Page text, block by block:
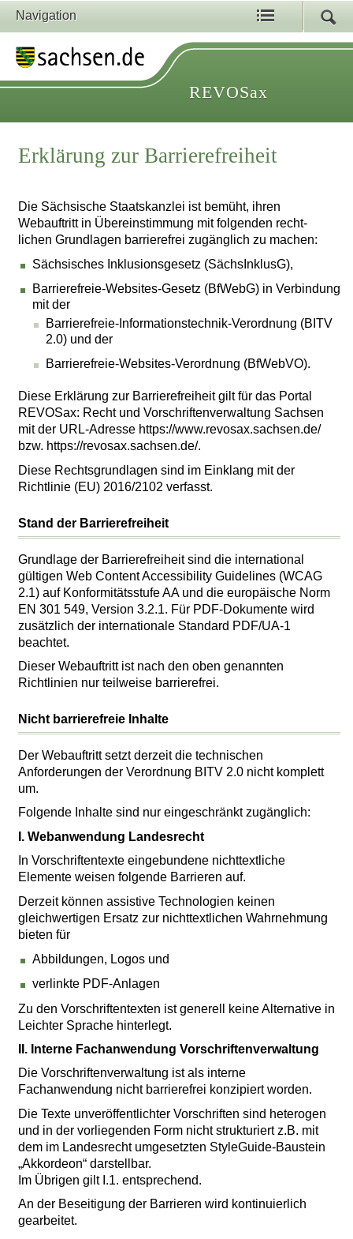
Navigation
REVOSax
Erklärung zur Barrierefreiheit
Die Sächsische Staatskanzlei ist bemüht, ihren
Webauftritt in Übereinstimmung mit folgenden recht-
lichen Grundlagen barrierefrei zugänglich zu machen:
Sächsisches Inklusionsgesetz (SächsInklusG),
Barrierefreie-Websites-Gesetz (BfWebG) in Verbindung
mit der
Barrierefreie-Informationstechnik-Verordnung (BITV
2.0) und der
Barrierefreie-Websites-Verordnung (BfWebVO).
Diese Erklärung zur Barrierefreiheit gilt für das Portal
REVOSax: Recht und Vorschriftenverwaltung Sachsen
mit der URL-Adresse https://www.revosax.sachsen.de/
bzw. https://revosax.sachsen.de/.
Diese Rechtsgrundlagen sind im Einklang mit der
Richtlinie (EU) 2016/2102 verfasst.
Stand der Barrierefreiheit
Grundlage der Barrierefreiheit sind die international
gültigen Web Content Accessibility Guidelines (WCAG
2.1) auf Konformitätsstufe AA und die europäische Norm
EN 301 549, Version 3.2.1. Für PDF-Dokumente wird
zusätzlich der internationale Standard PDF/UA-1
beachtet.
Dieser Webauftritt ist nach den oben genannten
Richtlinien nur teilweise barrierefrei.
Nicht barrierefreie Inhalte
Der Webauftritt setzt derzeit die technischen
Anforderungen der Verordnung BITV 2.0 nicht komplett
um.
Folgende Inhalte sind nur eingeschränkt zugänglich:
I. Webanwendung Landesrecht
In Vorschriftentexte eingebundene nichttextliche
Elemente weisen folgende Barrieren auf.
Derzeit können assistive Technologien keinen
gleichwertigen Ersatz zur nichttextlichen Wahrnehmung
bieten für
Abbildungen, Logos und
verlinkte PDF-Anlagen
Zu den Vorschriftentexten ist generell keine Alternative in
Leichter Sprache hinterlegt.
II. Interne Fachanwendung Vorschriftenverwaltung
Die Vorschriftenverwaltung ist als interne
Fachanwendung nicht barrierefrei konzipiert worden.
Die Texte unveröffentlichter Vorschriften sind heterogen
und in der vorliegenden Form nicht strukturiert z.B. mit
dem im Landesrecht umgesetzten StyleGuide-Baustein
„Akkordeon“ darstellbar.
Im Übrigen gilt I.1. entsprechend.
An der Beseitigung der Barrieren wird kontinuierlich
gearbeitet.